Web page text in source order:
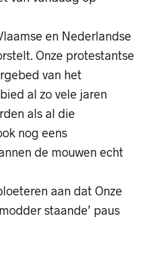
en Nederlandse
Onze protestantse
van het
al zo vele jaren
als al die
nog eens
de mouwen echt
aan dat Onze
staande’ paus